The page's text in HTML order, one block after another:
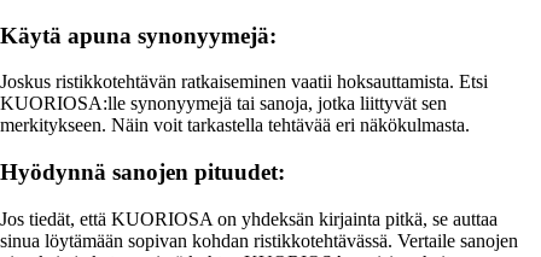
Käytä apuna synonyymejä:
Joskus ristikkotehtävän ratkaiseminen vaatii hoksauttamista. Etsi
KUORIOSA:lle synonyymejä tai sanoja, jotka liittyvät sen
merkitykseen. Näin voit tarkastella tehtävää eri näkökulmasta.
Hyödynnä sanojen pituudet:
Jos tiedät, että KUORIOSA on yhdeksän kirjainta pitkä, se auttaa
sinua löytämään sopivan kohdan ristikkotehtävässä. Vertaile sanojen